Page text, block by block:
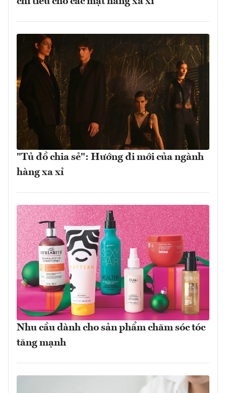
"Tủ đồ chia sẻ": Hướng đi mới của ngành
hàng xa xỉ
Nhu cầu dành cho sản phẩm chăm sóc tóc
tăng mạnh